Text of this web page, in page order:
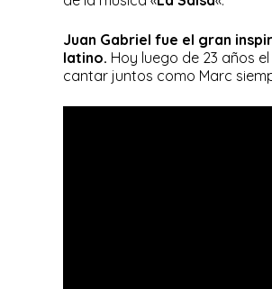
Juan Gabriel fue el gran
latino. Hoy luego de 23 años el
cantar juntos como Marc